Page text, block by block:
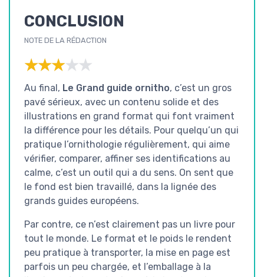
CONCLUSION
NOTE DE LA RÉDACTION
★★★★★
★★★★★
Au final, Le Grand guide ornitho, c’est un gros
pavé sérieux, avec un contenu solide et des
illustrations en grand format qui font vraiment
la différence pour les détails. Pour quelqu’un qui
pratique l’ornithologie régulièrement, qui aime
vérifier, comparer, affiner ses identifications au
calme, c’est un outil qui a du sens. On sent que
le fond est bien travaillé, dans la lignée des
grands guides européens.
Par contre, ce n’est clairement pas un livre pour
tout le monde. Le format et le poids le rendent
peu pratique à transporter, la mise en page est
parfois un peu chargée, et l’emballage à la